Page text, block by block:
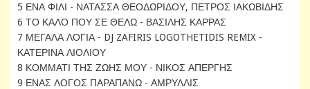
5 ΕΝΑ ΦΙΛΙ - ΝΑΤΑΣΣΑ ΘΕΟΔΩΡΙΔΟΥ, ΠΕΤΡΟΣ ΙΑΚΩΒΙΔΗΣ
6 ΤΟ ΚΑΛΟ ΠΟΥ ΣΕ ΘΕΛΩ - ΒΑΣΙΛΗΣ ΚΑΡΡΑΣ
7 ΜΕΓΑΛΑ ΛΟΓΙΑ - DJ ZAFIRIS LOGOTHETIDIS REMIX -
ΚΑΤΕΡΙΝΑ ΛΙΟΛΙΟΥ
8 ΚΟΜΜΑΤΙ ΤΗΣ ΖΩΗΣ ΜΟΥ - ΝΙΚΟΣ ΑΠΕΡΓΗΣ
9 ΕΝΑΣ ΛΟΓΟΣ ΠΑΡΑΠΑΝΩ - ΑΜΡΥΛΛΙΣ